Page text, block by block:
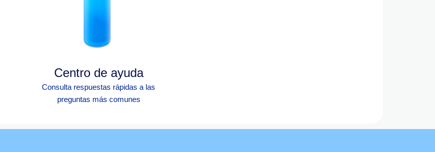
Centro de ayuda
Consulta respuestas rápidas a las
preguntas más comunes